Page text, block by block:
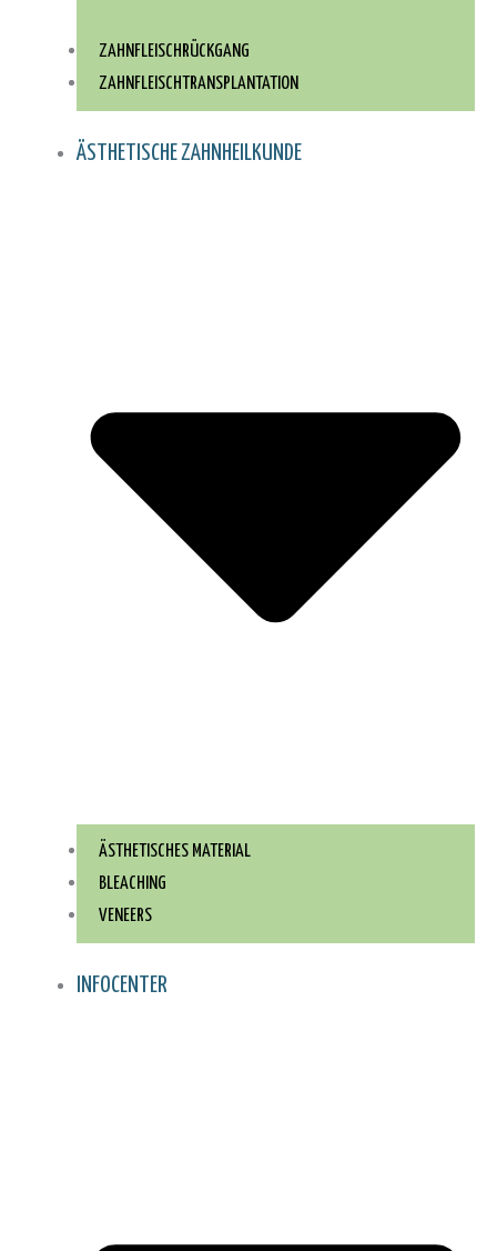
ZAHNFLEISCHRÜCKGANG
ZAHNFLEISCH­TRANSPLANTATION
ÄSTHETISCHE ZAHNHEILKUNDE
ÄSTHETISCHES MATERIAL
BLEACHING
VENEERS
INFOCENTER